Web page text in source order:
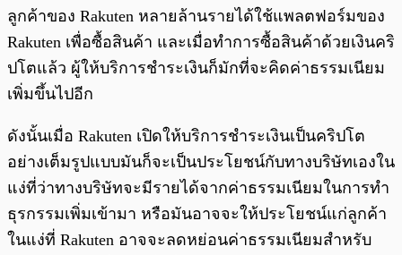
ลูกค้าของ Rakuten หลายล้านรายได้ใช้แพลตฟอร์มของ
Rakuten เพื่อซื้อสินค้า และเมื่อทำการซื้อสินค้าด้วยเงินคริ
ปโตแล้ว ผู้ให้บริการชำระเงินก็มักที่จะคิดค่าธรรมเนียม
เพิ่มขึ้นไปอีก
ดังนั้นเมื่อ Rakuten เปิดให้บริการชำระเงินเป็นคริปโต
อย่างเต็มรูปแบบมันก็จะเป็นประโยชน์กับทางบริษัทเองใน
แง่ที่ว่าทางบริษัทจะมีรายได้จากค่าธรรมเนียมในการทำ
ธุรกรรมเพิ่มเข้ามา หรือมันอาจจะให้ประโยชน์แก่ลูกค้า
ในแง่ที่ Rakuten อาจจะลดหย่อนค่าธรรมเนียมสำหรับ